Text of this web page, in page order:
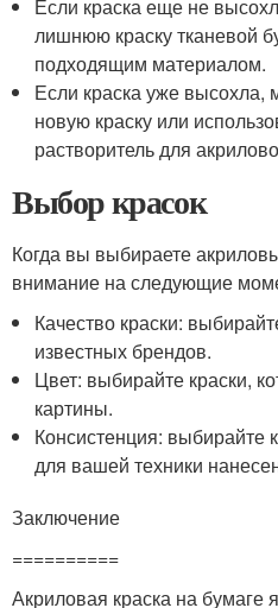
Если краска еще не
лишнюю краску тканевой
подходящим материалом.
Если краска уже высохла,
новую краску или
растворитель для
Выбор красок
Когда вы выбираете
внимание на следующие
Качество краски:
известных брендов.
Цвет: выбирайте краски,
картины.
Консистенция: выбирайте
для вашей техники
Заключение
==========
Акриловая краска на бумаге